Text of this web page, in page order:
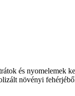
és nyomelemek
növényi